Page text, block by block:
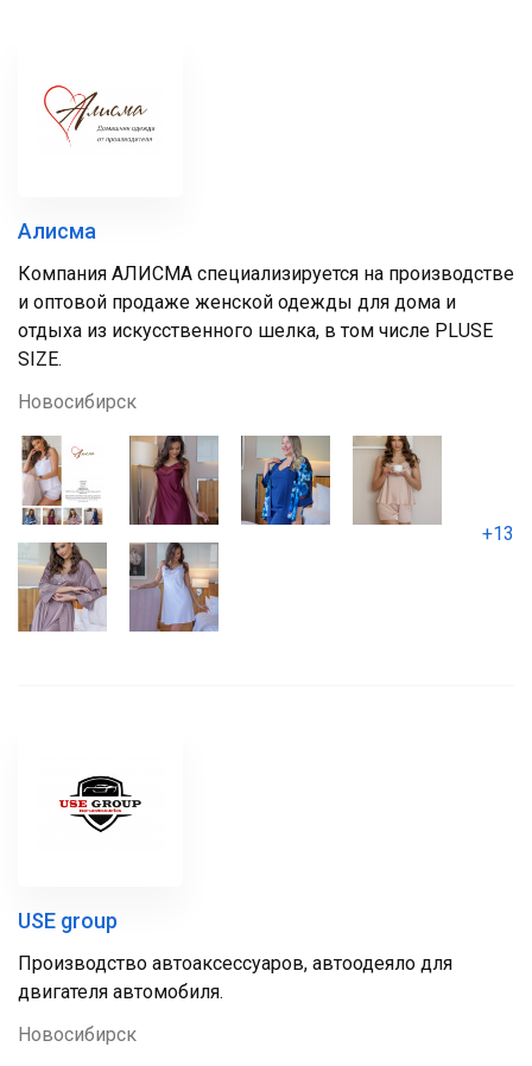
Алисма
Компания АЛИСМА специализируется на производстве
и оптовой продаже женской одежды для дома и
отдыха из искусственного шелка, в том числе PLUSE
SIZE.
Новосибирск
+13
USE group
Производство автоаксессуаров, автоодеяло для
двигателя автомобиля.
Новосибирск